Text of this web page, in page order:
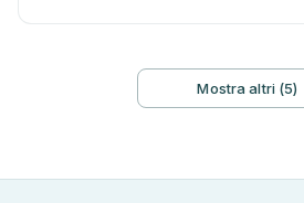
Mostra altri (5)